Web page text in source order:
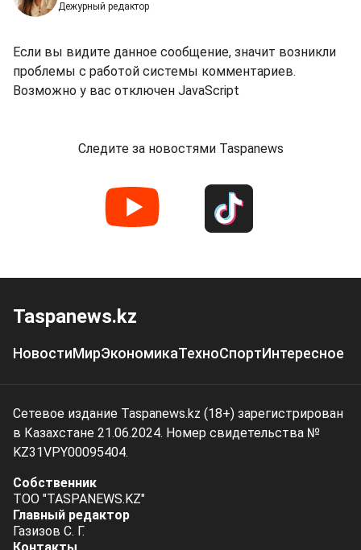
Дежурный редактор
Если вы видите данное сообщение, значит возникли
проблемы с работой системы комментариев.
Возможно у вас отключен JavaScript
Следите за новостями Taspanews
Taspanews.kz
НовостиМирЭкономикаТехноСпортИнтересное
Сетевое издание Taspanews.kz (18+) зарегистрирован
в Казахстане 21.06.2024. Номер свидетельства №
KZ31VPY00095404.
Собственник
ТОО "TASPANEWS.KZ"
Главный редактор
Газизов С. Г.